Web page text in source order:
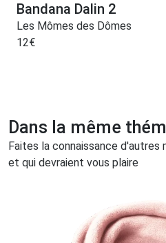
Bandana Dalin 2
Les Mômes des Dômes
12€
Dans la même
Faites la connaissance d'autres
et qui devraient vous plaire